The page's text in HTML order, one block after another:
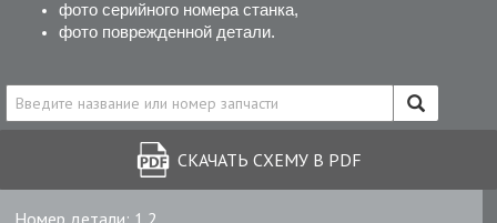
фото серийного номера станка,
фото поврежденной детали.
СКАЧАТЬ СХЕМУ В PDF
Номер детали: 1.2